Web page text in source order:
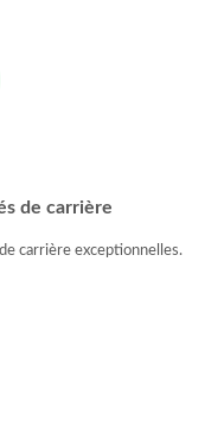
de carrière
carrière exceptionnelles.